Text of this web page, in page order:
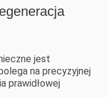
jest
na precyzyjnej
prawidłowej